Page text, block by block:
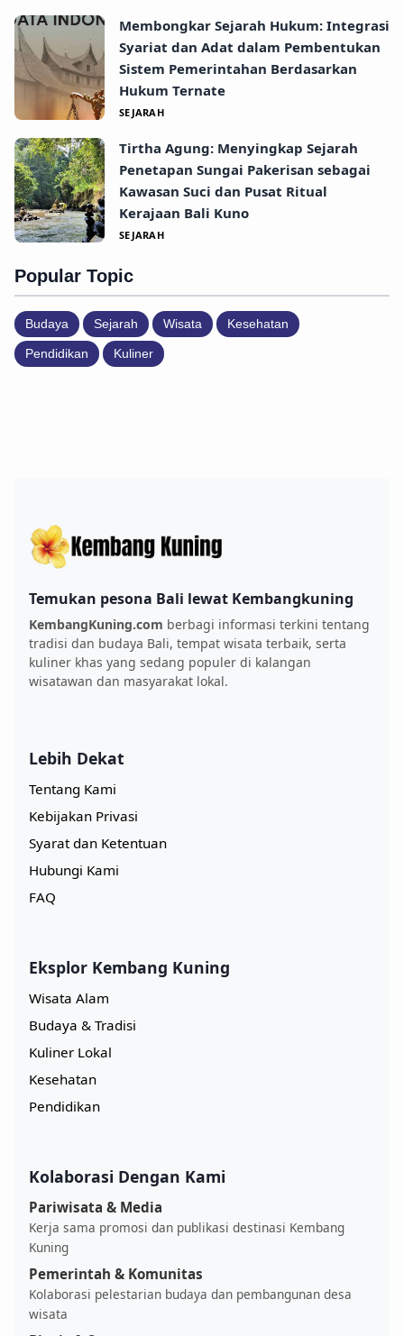
Membongkar Sejarah Hukum: Integrasi
Syariat dan Adat dalam Pembentukan
Sistem Pemerintahan Berdasarkan
Hukum Ternate
SEJARAH
Tirtha Agung: Menyingkap Sejarah
Penetapan Sungai Pakerisan sebagai
Kawasan Suci dan Pusat Ritual
Kerajaan Bali Kuno
SEJARAH
Popular Topic
Budaya Sejarah Wisata Kesehatan
Pendidikan Kuliner
Temukan pesona Bali lewat Kembangkuning
KembangKuning.com berbagi informasi terkini tentang
tradisi dan budaya Bali, tempat wisata terbaik, serta
kuliner khas yang sedang populer di kalangan
wisatawan dan masyarakat lokal.
Lebih Dekat
Tentang Kami
Kebijakan Privasi
Syarat dan Ketentuan
Hubungi Kami
FAQ
Eksplor Kembang Kuning
Wisata Alam
Budaya & Tradisi
Kuliner Lokal
Kesehatan
Pendidikan
Kolaborasi Dengan Kami
Pariwisata & Media
Kerja sama promosi dan publikasi destinasi Kembang
Kuning
Pemerintah & Komunitas
Kolaborasi pelestarian budaya dan pembangunan desa
wisata